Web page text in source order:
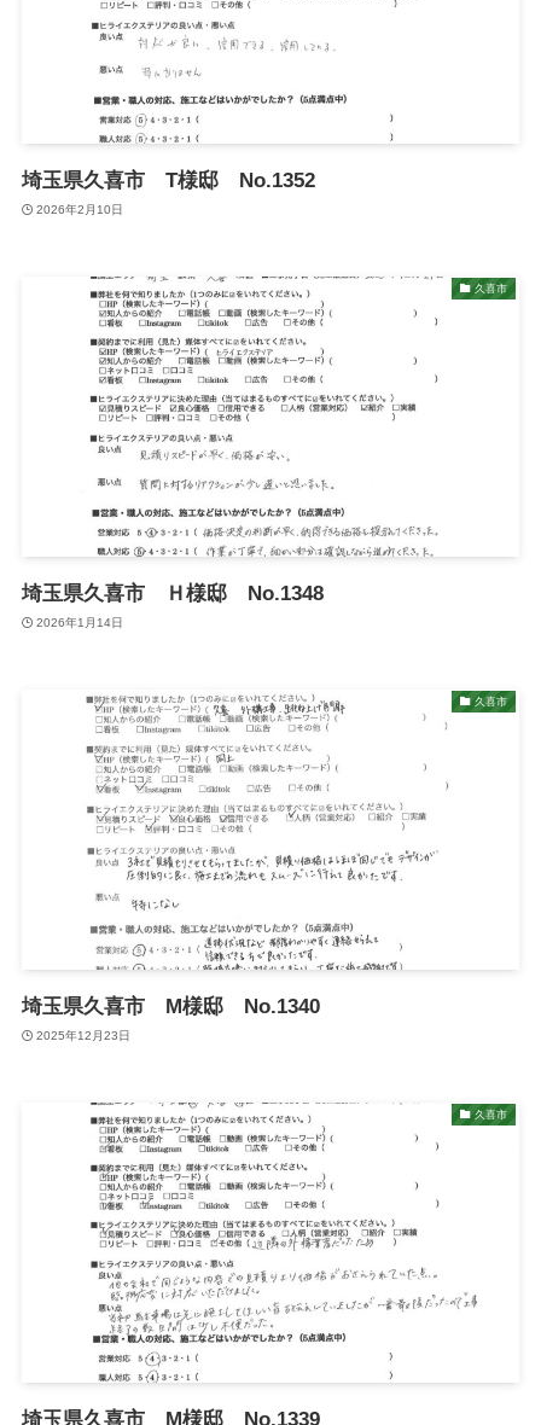
埼玉県久喜市 T様邸 No.1352
2026年2月10日
久喜市
埼玉県久喜市 Ｈ様邸 No.1348
2026年1月14日
久喜市
埼玉県久喜市 M様邸 No.1340
2025年12月23日
久喜市
埼玉県久喜市 M様邸 No.1339